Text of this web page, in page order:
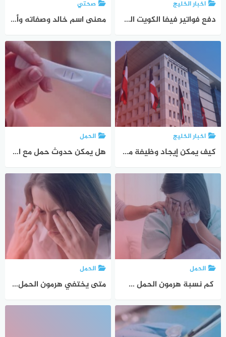
اخبار الخليج
دفع فواتير فيفا الكويت الدفع السريع وطريقة الدفع من تطبيق viva و3 طرق اخرى
صحتي
معنى اسم خالد وصفاته وأبرز الشخصيات العظيمة التي تحمل اسم خالد
اخبار الخليج
كيف يمكن إيجاد وظيفة ممتازة وسريعة داخل ديوان الخدمة المدنية
الحمل
هل يمكن حدوث حمل مع ارتفاع هرمون الحليب وهل هرمون الحليب يمنع الحمل نهائيا
الحمل
كم نسبة هرمون الحمل في أطفال الأنابيب ونسبة هرمون الحمل بالتوأم
الحمل
متى يختفي هرمون الحمل من البول بعد الإجهاض المبكر وأعراض الحمل بعد الإجهاض مباشرة